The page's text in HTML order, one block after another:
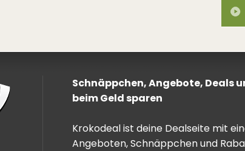
Schnäppchen, Angebote, Deals
beim Geld sparen
Krokodeal ist deine Dealseite mit
Angeboten, Schnäppchen und